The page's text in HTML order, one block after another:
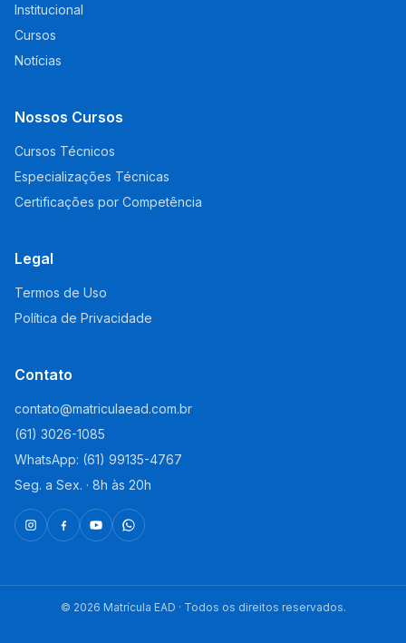
Institucional
Cursos
Notícias
Nossos Cursos
Cursos Técnicos
Especializações Técnicas
Certificações por Competência
Legal
Termos de Uso
Política de Privacidade
Contato
contato@matriculaead.com.br
(61) 3026-1085
WhatsApp: (61) 99135-4767
Seg. a Sex. · 8h às 20h
© 2026 Matrícula EAD · Todos os direitos reservados.